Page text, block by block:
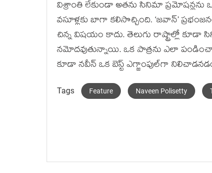
విశ్రాంతి లేకుండా అతను సినిమా
వసూళ్లకు బాగా కలిసొచ్చింది. ‘జవాన్’
చిన్న విషయం కాదు. తెలుగు రాష్ట్రాల్లో
నమోదవుతున్నాయి. ఒక పాత్రను ఎలా
కూడా నవీన్ ఒక బెస్ట్ ఎగ్జాంపుల్‌గా
Tags Feature Naveen Polisetty